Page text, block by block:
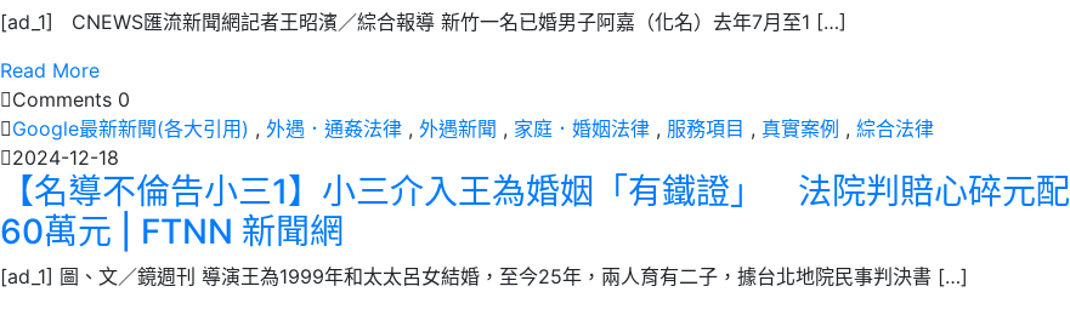
[ad_1] CNEWS匯流新聞網記者王昭濱／綜合報導 新竹一名已婚男子阿嘉（化名）去年7月至1 […]
Read More
Comments 0
Google最新新聞(各大引用) , 外遇．通姦法律 , 外遇新聞 , 家庭．婚姻法律 , 服務項目 , 真實案例 , 綜合法律
2024-12-18
【名導不倫告小三1】小三介入王為婚姻「有鐵證」 法院判賠心碎元配
60萬元 | FTNN 新聞網
[ad_1] 圖、文／鏡週刊 導演王為1999年和太太呂女結婚，至今25年，兩人育有二子，據台北地院民事判決書 […]